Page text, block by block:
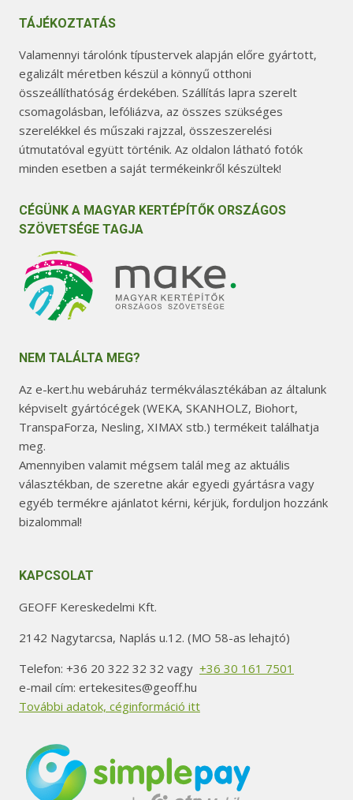
TÁJÉKOZTATÁS
Valamennyi tárolónk típustervek alapján előre gyártott,
egalizált méretben készül a könnyű otthoni
összeállíthatóság érdekében. Szállítás lapra szerelt
csomagolásban, lefóliázva, az összes szükséges
szerelékkel és műszaki rajzzal, összeszerelési
útmutatóval együtt történik. Az oldalon látható fotók
minden esetben a saját termékeinkről készültek!
CÉGÜNK A MAGYAR KERTÉPÍTŐK ORSZÁGOS
SZÖVETSÉGE TAGJA
NEM TALÁLTA MEG?
Az e-kert.hu webáruház termékválasztékában az általunk
képviselt gyártócégek (WEKA, SKANHOLZ, Biohort,
TranspaForza, Nesling, XIMAX stb.) termékeit találhatja
meg.
Amennyiben valamit mégsem talál meg az aktuális
választékban, de szeretne akár egyedi gyártásra vagy
egyéb termékre ajánlatot kérni, kérjük, forduljon hozzánk
bizalommal!
KAPCSOLAT
GEOFF Kereskedelmi Kft.
2142 Nagytarcsa, Naplás u.12. (MO 58-as lehajtó)
Telefon: +36 20 322 32 32 vagy +36 30 161 7501
e-mail cím: ertekesites@geoff.hu
További adatok, céginformáció itt